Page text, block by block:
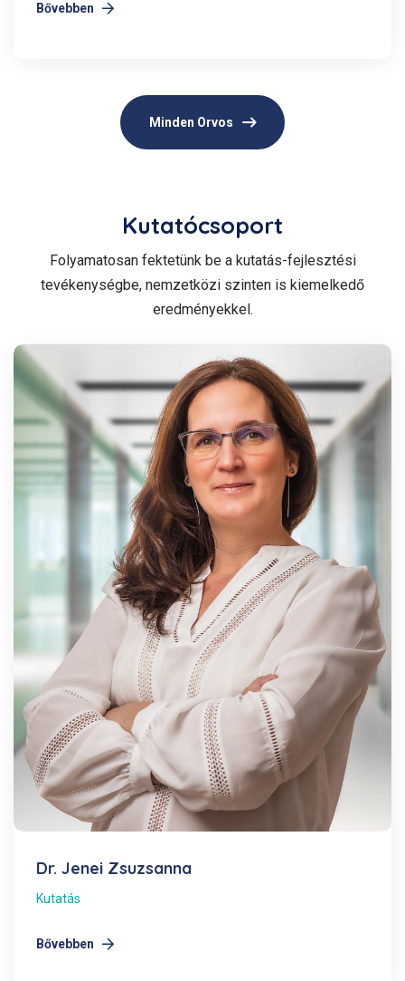
Bővebben
Minden Orvos
Kutatócsoport
Folyamatosan fektetünk be a kutatás-fejlesztési
tevékenységbe, nemzetközi szinten is kiemelkedő
eredményekkel.
Dr. Jenei Zsuzsanna
Kutatás
Bővebben